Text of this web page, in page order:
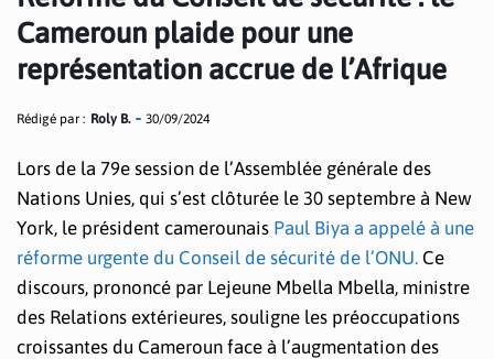
Cameroun plaide pour une
représentation accrue de l’Afrique
Rédigé par : Roly B. 30/09/2024
Lors de la 79e session de l’Assemblée générale des
Nations Unies, qui s’est clôturée le 30 septembre à New
York, le président camerounais Paul Biya a appelé à une
réforme urgente du Conseil de sécurité de l’ONU. Ce
discours, prononcé par Lejeune Mbella Mbella, ministre
des Relations extérieures, souligne les préoccupations
croissantes du Cameroun face à l’augmentation des